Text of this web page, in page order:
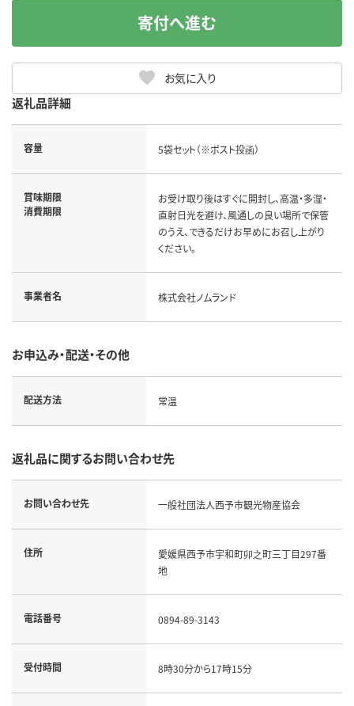
お気に入り
寄付へ進む
返礼品詳細
容量 5袋セット（※ポスト投函）
賞味期限
消費期限
お受け取り後はすぐに開封し、高温・多湿・
直射日光を避け、風通しの良い場所で保管
のうえ、できるだけお早めにお召し上がり
ください。
事業者名 株式会社ノムランド
お申込み・配送・その他
配送方法 常温
返礼品に関するお問い合わせ先
お問い合わせ先 一般社団法人西予市観光物産協会
住所
愛媛県西予市宇和町卯之町三丁目297番
地
電話番号 0894-89-3143
受付時間 8時30分から17時15分